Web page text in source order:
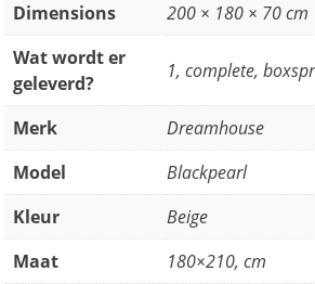
Dimensions
200 × 180 × 70 cm
Wat wordt er
geleverd?
1, complete,
Merk
Dreamhouse
Model
Blackpearl
Kleur
Beige
Maat
180×210, cm